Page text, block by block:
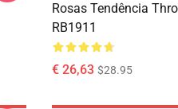
Rosas Tendência
RB1911
€ 26,63 $28.95